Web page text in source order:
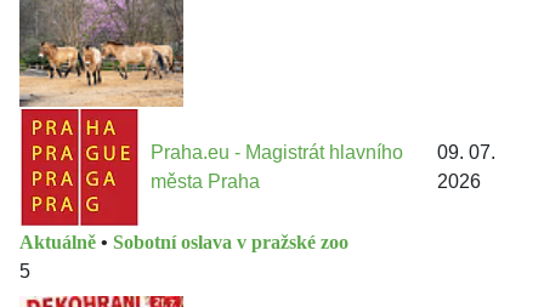
Praha.eu - Magistrát hlavního
města Praha
09. 07.
2026
Aktuálně • Sobotní oslava v pražské zoo
5